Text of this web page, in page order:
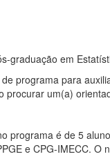
graduação em
para
um(a)
é de 5
e CPG-IMECC. O